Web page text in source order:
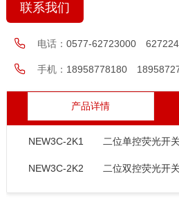
联系我们
电话： 0577-62723000
手机： 18958778180
产品详情
NEW3C-2K1 二位单控荧光开关
NEW3C-2K2 二位双控荧光开关